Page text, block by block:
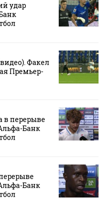
удар
Факел
Премьер-
в перерыве
Банк
Банк